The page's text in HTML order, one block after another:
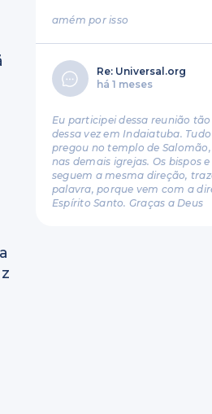
amém por isso
Re: Universal.org
há 1 meses
Eu participei dessa reunião
dessa vez em Indaiatuba.
pregou no templo de
nas demais igrejas. Os bispos
seguem a mesma direção,
palavra, porque vem com a
Espírito Santo. Graças a Deus